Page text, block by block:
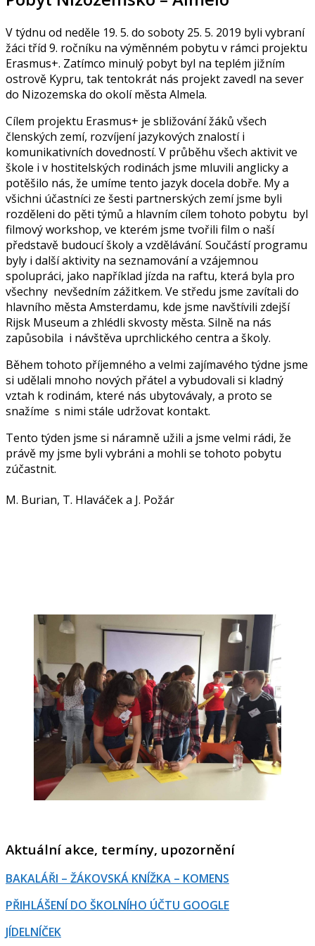
V týdnu od neděle 19. 5. do soboty 25. 5. 2019 byli vybraní
žáci tříd 9. ročníku na výměnném pobytu v rámci projektu
Erasmus+. Zatímco minulý pobyt byl na teplém jižním
ostrově Kypru, tak tentokrát nás projekt zavedl na sever
do Nizozemska do okolí města Almela.
Cílem projektu Erasmus+ je sbližování žáků všech
členských zemí, rozvíjení jazykových znalostí i
komunikativních dovedností. V průběhu všech aktivit ve
škole i v hostitelských rodinách jsme mluvili anglicky a
potěšilo nás, že umíme tento jazyk docela dobře. My a
všichni účastníci ze šesti partnerských zemí jsme byli
rozděleni do pěti týmů a hlavním cílem tohoto pobytu byl
filmový workshop, ve kterém jsme tvořili film o naší
představě budoucí školy a vzdělávání. Součástí programu
byly i další aktivity na seznamování a vzájemnou
spolupráci, jako například jízda na raftu, která byla pro
všechny nevšedním zážitkem. Ve středu jsme zavítali do
hlavního města Amsterdamu, kde jsme navštívili zdejší
Rijsk Museum a zhlédli skvosty města. Silně na nás
zapůsobila i návštěva uprchlického centra a školy.
Během tohoto příjemného a velmi zajímavého týdne jsme
si udělali mnoho nových přátel a vybudovali si kladný
vztah k rodinám, které nás ubytovávaly, a proto se
snažíme s nimi stále udržovat kontakt.
Tento týden jsme si náramně užili a jsme velmi rádi, že
právě my jsme byli vybráni a mohli se tohoto pobytu
zúčastnit.
M. Burian, T. Hlaváček a J. Požár
Aktuální akce, termíny, upozornění
BAKALÁŘI – ŽÁKOVSKÁ KNÍŽKA – KOMENS
PŘIHLÁŠENÍ DO ŠKOLNÍHO ÚČTU GOOGLE
JÍDELNÍČEK